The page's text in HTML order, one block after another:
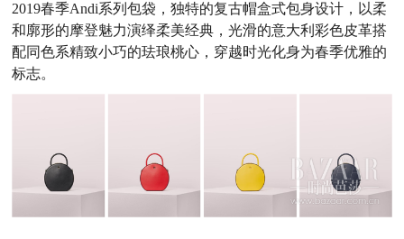
2019春季Andi系列包袋，独特的复古帽盒式包身设计，以柔
和廓形的摩登魅力演绎柔美经典，光滑的意大利彩色皮革搭
配同色系精致小巧的珐琅桃心，穿越时光化身为春季优雅的
标志。